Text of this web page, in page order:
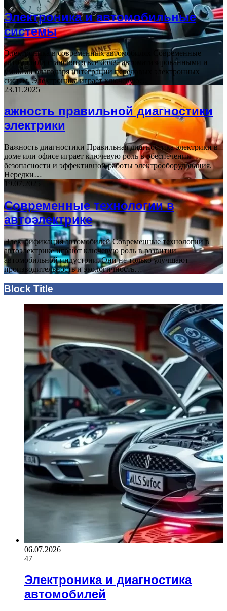
Электроника и автомобильные
системы
Электроника в современных автомобилях Современные
автомобили становятся все более автоматизированными и
умными благодаря интеграции передовых электронных
систем. Электроника играет ключевую…
23.11.2025
ажность правильной диагностики
электрики
Важность диагностики Правильная диагностика электрики в
доме или офисе играет ключевую роль в обеспечении
безопасности и эффективной работы электрооборудования.
Нередки…
19.07.2025
Современные технологии в
автоэлектрике
Электрификация автомобилей Современные технологии в
автоэлектрике играют ключевую роль в развитии
автомобильной индустрии. Они не только улучшают
производительность и экологичность…
Block Title
06.07.2026
47
Электроника и диагностика
автомобилей